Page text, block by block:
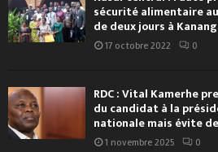
sécurité alimentaire
de deux jours à
17 octobre 2022 0
RDC : Vital Kamerhe
du candidat à la
nationale mais évite
1 novembre 2025 0